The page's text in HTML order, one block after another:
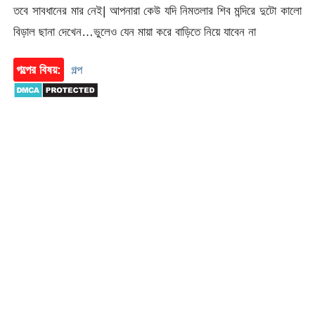
তবে সাবধানের মার নেই| আপনারা কেউ যদি নিমতলার শিব মন্দিরে দুটো কালো
বিড়াল ছানা দেখেন…ভুলেও যেন মায়া করে বাড়িতে নিয়ে যাবেন না
গল্পের বিষয়: গল্প